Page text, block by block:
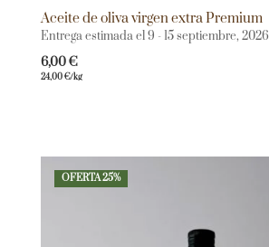
Aceite de oliva virgen extra Premium
Entrega estimada el 9 - 15 septiembre, 2026
6,00€
24,00€/kg
OFERTA 25%